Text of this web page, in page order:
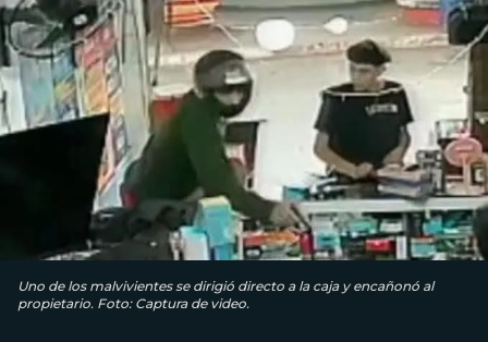
Uno de los malvivientes se dirigió directo a la caja y encañonó al
propietario. Foto: Captura de video.